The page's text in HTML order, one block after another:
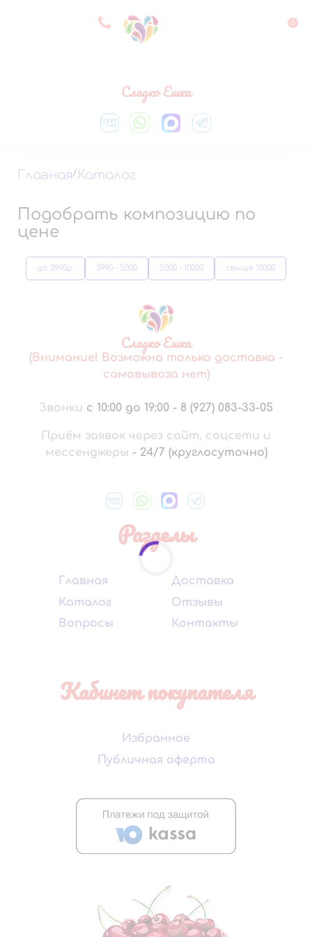
8 927 083 33 05 0
Сладко Ешка
Главная/ Каталог
Подобрать композицию по
цене
до 3990р. 3990 – 5000 5000 – 10000 свыше 10000
Сладко Ешка
(Внимание! Возможна только доставка -
самовывоза нет)
Звонки с 10:00 до 19:00 - 8 (927) 083-33-05
Приём заявок через сайт, соцсети и
мессенджеры - 24/7 (круглосуточно)
Разделы
Главная
Каталог
Вопросы
Доставка
Отзывы
Контакты
Кабинет покупателя
Избранное
Публичная оферта